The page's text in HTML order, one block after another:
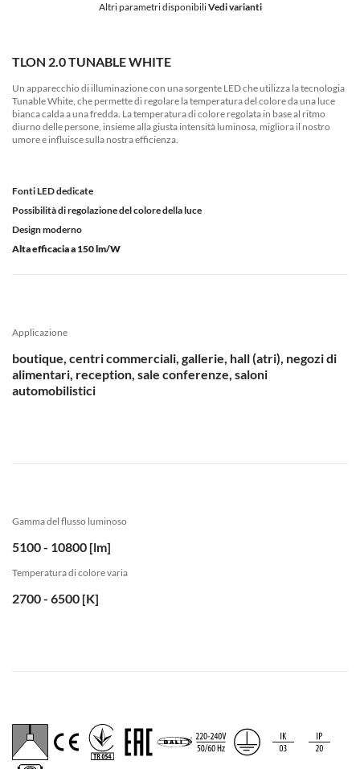
Altri parametri disponibiliVedi varianti
TLON 2.0 TUNABLE WHITE
Un apparecchio di illuminazione con una sorgente LED che utilizza la tecnologia
Tunable White, che permette di regolare la temperatura del colore da una luce
bianca calda a una fredda. La temperatura di colore regolata in base al ritmo
diurno delle persone, insieme alla giusta intensità luminosa, migliora il nostro
umore e influisce sulla nostra efficienza.
Fonti LED dedicate
Possibilità di regolazione del colore della luce
Design moderno
Alta efficacia a 150 lm/W
Applicazione
boutique, centri commerciali, gallerie, hall (atri), negozi di
alimentari, reception, sale conferenze, saloni
automobilistici
Gamma del flusso luminoso
5100 - 10800 [lm]
Temperatura di colore varia
2700 - 6500 [K]